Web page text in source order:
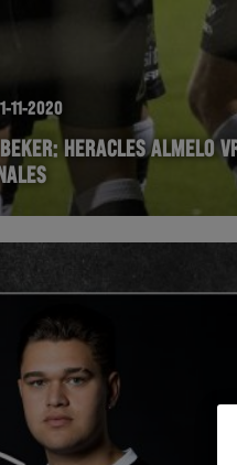
11-2020
HERACLES ALMELO